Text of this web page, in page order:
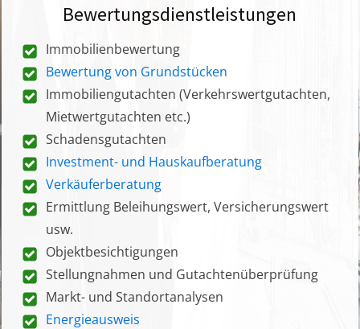
Bewertungsdienstleistungen
Immobilienbewertung
Bewertung von Grundstücken
Immobiliengutachten (Verkehrswertgutachten,
Mietwertgutachten etc.)
Schadensgutachten
Investment- und Hauskaufberatung
Verkäuferberatung
Ermittlung Beleihungswert, Versicherungswert
usw.
Objektbesichtigungen
Stellungnahmen und Gutachtenüberprüfung
Markt- und Standortanalysen
Energieausweis